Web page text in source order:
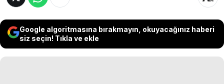
Google algoritmasına bırakmayın, okuyacağınız haberi
siz seçin! Tıkla ve ekle